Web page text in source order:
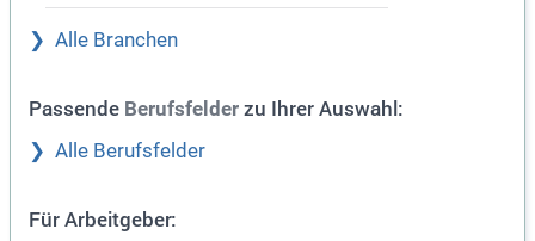
Alle Branchen
Passende Berufsfelder zu Ihrer Auswahl:
Alle Berufsfelder
Für Arbeitgeber: